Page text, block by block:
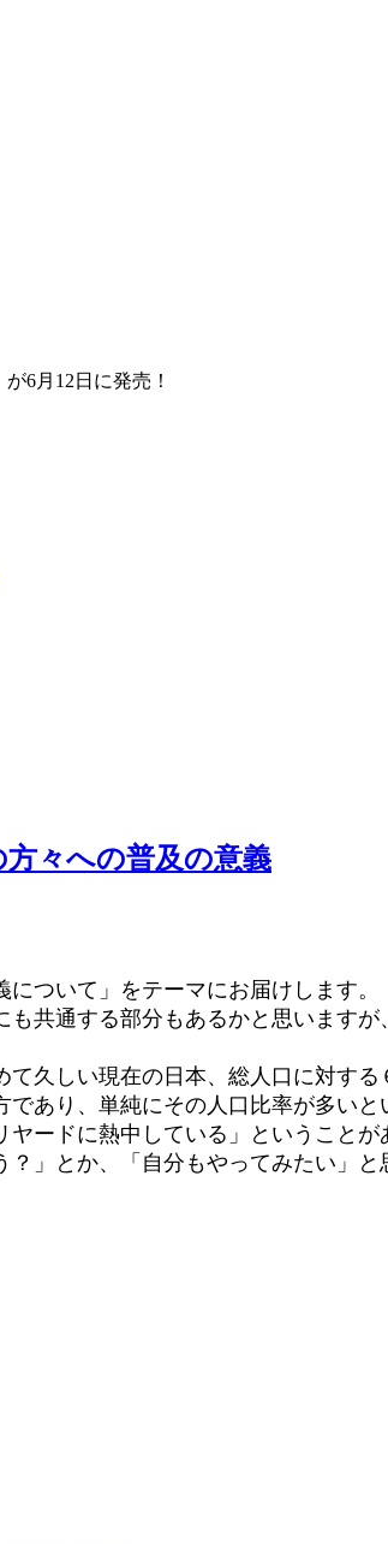
6月12日に発売！
々への普及の意義
ついて」をテーマにお届けします。
共通する部分もあるかと思います
久しい現在の日本、総人口に対す
あり、単純にその人口比率が多い
ードに熱中している」ということが
」とか、「自分もやってみたい」